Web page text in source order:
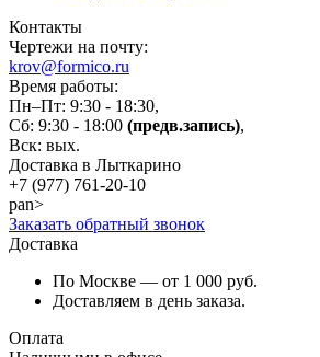
Контакты
Чертежи на почту:
krov@formico.ru
Время работы:
Пн–Пт: 9:30 - 18:30,
Сб: 9:30 - 18:00 (предв.запись),
Вск: вых.
Доставка в Лыткарино
+7 (977) 761-20-10
pan>
Заказать обратный звонок
Доставка
По Москве — от 1 000 руб.
Доставляем в день заказа.
Оплата